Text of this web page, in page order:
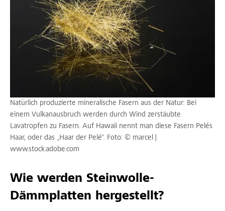
Wie werden Steinwolle-
Dämmplatten hergestellt?
Natürlich produzierte mineralische Fasern aus der Natur: Bei
einem Vulkanausbruch werden durch Wind zerstäubte
Lavatropfen zu Fasern. Auf Hawaii nennt man diese Fasern Pelés
Haar, oder das „Haar der Pelé". Foto: © marcel |
www.stock.adobe.com